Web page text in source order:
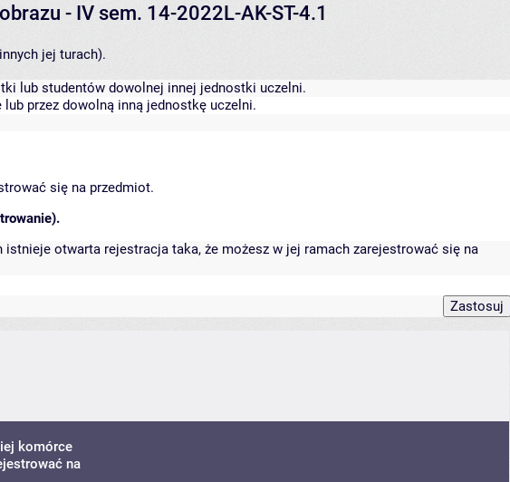
- IV sem. 14-2022L-AK-ST-4.1
jej turach).
lub studentów dowolnej innej jednostki uczelni.
przez dowolną inną jednostkę uczelni.
się na przedmiot.
otwarta rejestracja taka, że możesz w jej ramach zarejestrować się na
komórce
na